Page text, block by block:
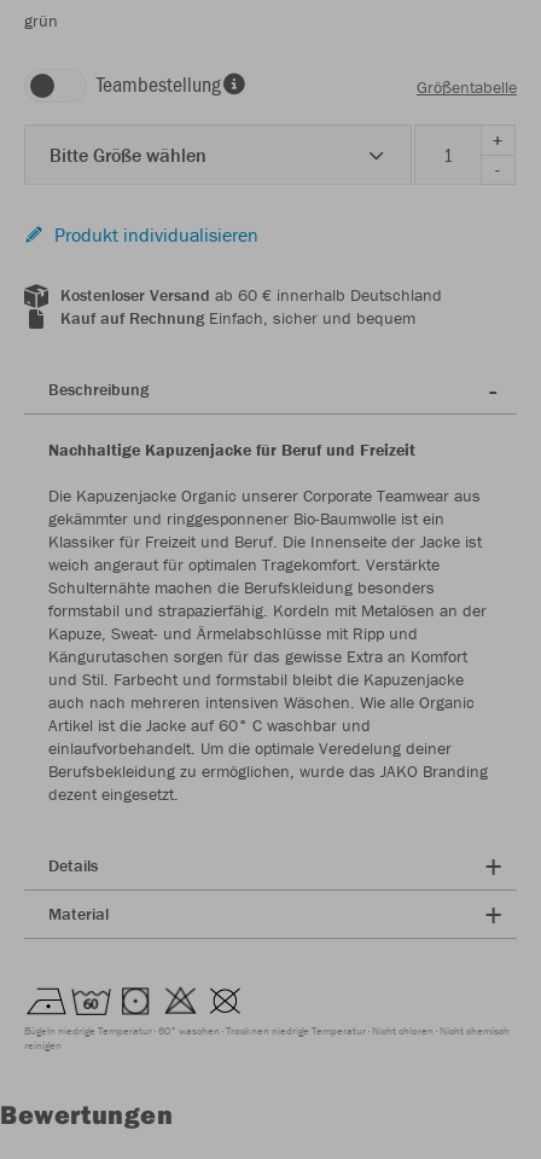
grün
Teambestellung Größentabelle
Bitte Größe wählen
+
-
Produkt individualisieren
Kostenloser Versand ab 60 € innerhalb Deutschland
Kauf auf RechnungEinfach, sicher und bequem
Beschreibung
Nachhaltige Kapuzenjacke für Beruf und Freizeit
Die Kapuzenjacke Organic unserer Corporate Teamwear aus
gekämmter und ringgesponnener Bio-Baumwolle ist ein
Klassiker für Freizeit und Beruf. Die Innenseite der Jacke ist
weich angeraut für optimalen Tragekomfort. Verstärkte
Schulternähte machen die Berufskleidung besonders
formstabil und strapazierfähig. Kordeln mit Metalösen an der
Kapuze, Sweat- und Ärmelabschlüsse mit Ripp und
Kängurutaschen sorgen für das gewisse Extra an Komfort
und Stil. Farbecht und formstabil bleibt die Kapuzenjacke
auch nach mehreren intensiven Wäschen. Wie alle Organic
Artikel ist die Jacke auf 60° C waschbar und
einlaufvorbehandelt. Um die optimale Veredelung deiner
Berufsbekleidung zu ermöglichen, wurde das JAKO Branding
dezent eingesetzt.
Details
Material
Bügeln niedrige Temperatur 60° waschen Trocknen niedrige Temperatur Nicht chloren Nicht chemisch
reinigen
Bewertungen